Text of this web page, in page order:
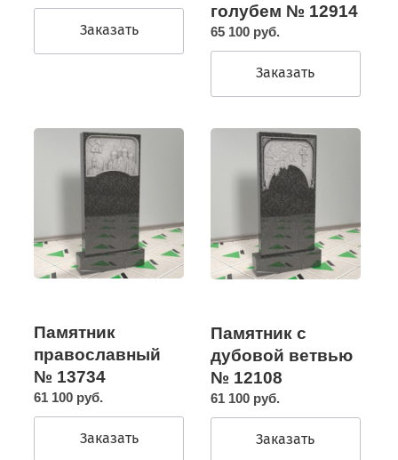
Заказать
голубем № 12914
65 100 руб.
Заказать
Памятник
православный
№ 13734
61 100 руб.
Заказать
Памятник с
дубовой ветвью
№ 12108
61 100 руб.
Заказать